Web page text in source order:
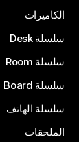
الكاميرات
سلسلة Desk
سلسلة Room
سلسلة Board
سلسلة الهاتف
الملحقات